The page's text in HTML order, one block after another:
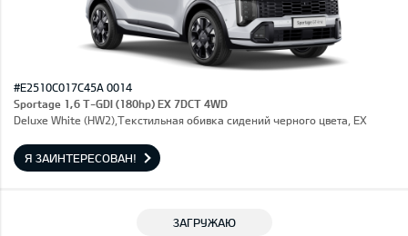
#E2510C017C45A 0014
Sportage 1,6 T-GDI (180hp) EX 7DCT 4WD
Deluxe White (HW2),Текстильная обивка сидений черного цвета, EX
Я ЗАИНТЕРЕСОВАН!
ЗАГРУЖАЮ